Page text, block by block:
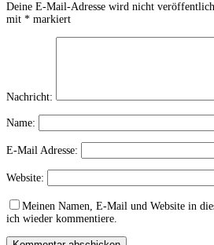
Deine E-Mail-Adresse wird nicht
mit * markiert
Nachricht:
Name:
E-Mail Adresse:
Website:
Meinen Namen, E-Mail und Website in
ich wieder kommentiere.